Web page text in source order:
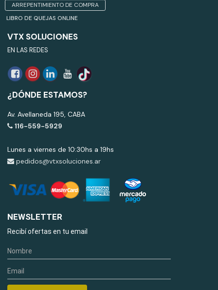
ARREPENTIMIENTO DE COMPRA
LIBRO DE QUEJAS ONLINE
VTX SOLUCIONES
EN LAS REDES
¿DÓNDE ESTAMOS?
Av. Avellaneda 195, CABA
116-559-5929
Lunes a viernes de 10:30hs a 19hs
pedidos@vtxsoluciones.ar
NEWSLETTER
Recibí ofertas en tu email